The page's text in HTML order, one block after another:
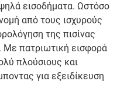
εισοδήματα. Ωστόσο
από τους ισχυρούς
της πισίνας
πατριωτική εισφορά
πλούσιους και
για εξειδίκευση